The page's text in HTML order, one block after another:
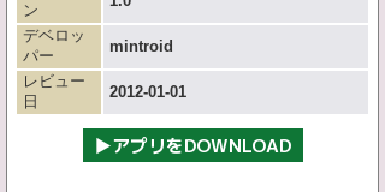
ン
デベロッ
パー
mintroid
レビュー
日
2012-01-01